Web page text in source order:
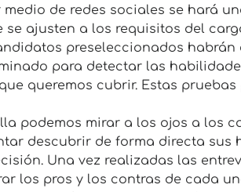
de redes sociales se hará
se ajusten a los requisitos del
preseleccionados
para detectar las
queremos cubrir. Estas
podemos mirar a los ojos a los
descubrir de forma directa sus
Una vez realizadas las
los pros y los contras de cada